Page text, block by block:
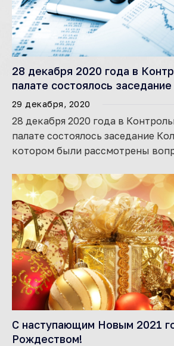
28 декабря 2020 года в
палате состоялось
29 декабря, 2020
28 декабря 2020 года в
палате состоялось заседание
котором были рассмотрены
С наступающим Новым 2021
Рождеством!